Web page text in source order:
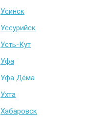
Усинск
Уссурийск
Усть-Кут
Уфа
Уфа Дёма
Ухта
Хабаровск